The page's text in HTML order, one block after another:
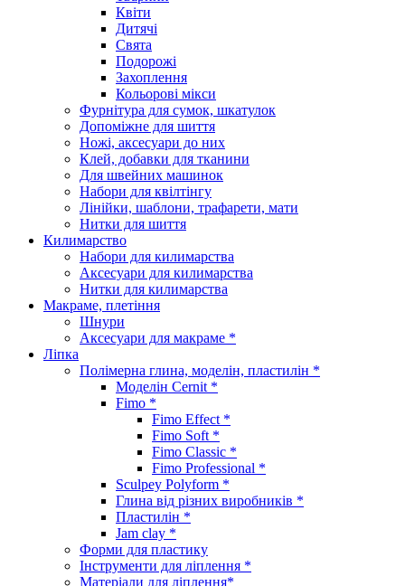
Квіти
Дитячі
Свята
Подорожі
Захоплення
Кольорові мікси
Фурнітура для сумок, шкатулок
Допоміжне для шиття
Ножі, аксесуари до них
Клей, добавки для тканини
Для швейних машинок
Набори для квілтінгу
Лінійки, шаблони, трафарети, мати
Нитки для шиття
Килимарство
Набори для килимарства
Аксесуари для килимарства
Нитки для килимарства
Макраме, плетіння
Шнури
Аксесуари для макраме *
Ліпка
Полімерна глина, моделін, пластилін *
Моделін Cernit *
Fimo *
Fimo Effect *
Fimo Soft *
Fimo Classic *
Fimo Professional *
Sculpey Polyform *
Глина від різних виробників *
Пластилін *
Jam clay *
Форми для пластику
Інструменти для ліплення *
Матеріали для ліплення*